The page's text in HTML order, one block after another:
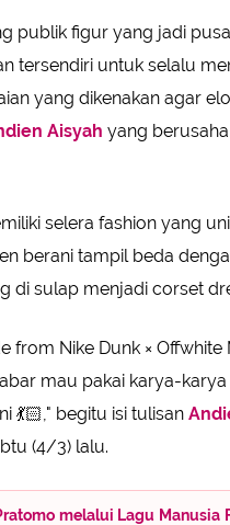
publik figur yang jadi
tersendiri untuk selalu
yang dikenakan agar
Aisyah yang
selera fashion yang
berani tampil beda
di sulap menjadi corset
Nike Dunk × Offwhite
mau pakai karya-
begitu isi tulisan
(4/3) lalu.
melalui Lagu Manusia